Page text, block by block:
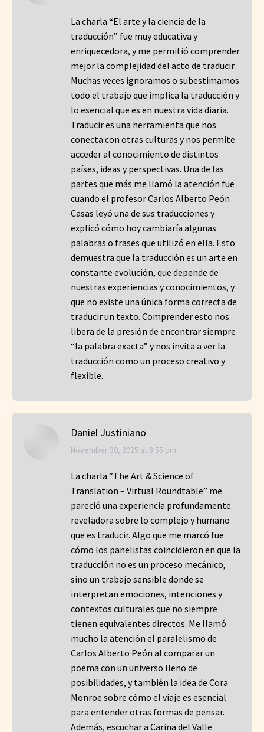
La charla “El arte y la ciencia de la
traducción” fue muy educativa y
enriquecedora, y me permitió comprender
mejor la complejidad del acto de traducir.
Muchas veces ignoramos o subestimamos
todo el trabajo que implica la traducción y
lo esencial que es en nuestra vida diaria.
Traducir es una herramienta que nos
conecta con otras culturas y nos permite
acceder al conocimiento de distintos
países, ideas y perspectivas. Una de las
partes que más me llamó la atención fue
cuando el profesor Carlos Alberto Peón
Casas leyó una de sus traducciones y
explicó cómo hoy cambiaría algunas
palabras o frases que utilizó en ella. Esto
demuestra que la traducción es un arte en
constante evolución, que depende de
nuestras experiencias y conocimientos, y
que no existe una única forma correcta de
traducir un texto. Comprender esto nos
libera de la presión de encontrar siempre
“la palabra exacta” y nos invita a ver la
traducción como un proceso creativo y
flexible.
Daniel Justiniano
says:
November 30, 2025 at 8:55 pm
La charla “The Art & Science of
Translation – Virtual Roundtable” me
pareció una experiencia profundamente
reveladora sobre lo complejo y humano
que es traducir. Algo que me marcó fue
cómo los panelistas coincidieron en que la
traducción no es un proceso mecánico,
sino un trabajo sensible donde se
interpretan emociones, intenciones y
contextos culturales que no siempre
tienen equivalentes directos. Me llamó
mucho la atención el paralelismo de
Carlos Alberto Peón al comparar un
poema con un universo lleno de
posibilidades, y también la idea de Cora
Monroe sobre cómo el viaje es esencial
para entender otras formas de pensar.
Además, escuchar a Carina del Valle